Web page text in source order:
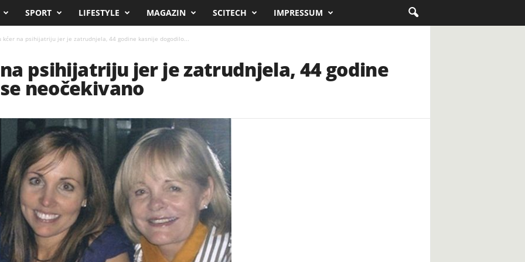
SPORT LIFESTYLE MAGAZIN SCITECH IMPRESSUM
kćer na psihijatriju jer je zatrudnjela, 44 godine kasnije dogodilo...
psihijatriju jer je zatrudnjela, 44 godine
neočekivano